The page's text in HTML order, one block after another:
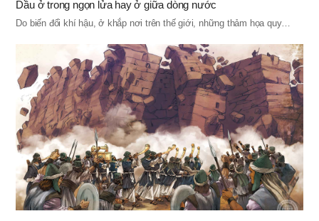
Dầu ở trong ngọn lửa hay ở giữa dòng nước
Do biến đổi khí hậu, ở khắp nơi trên thế giới, những thảm họa quy…